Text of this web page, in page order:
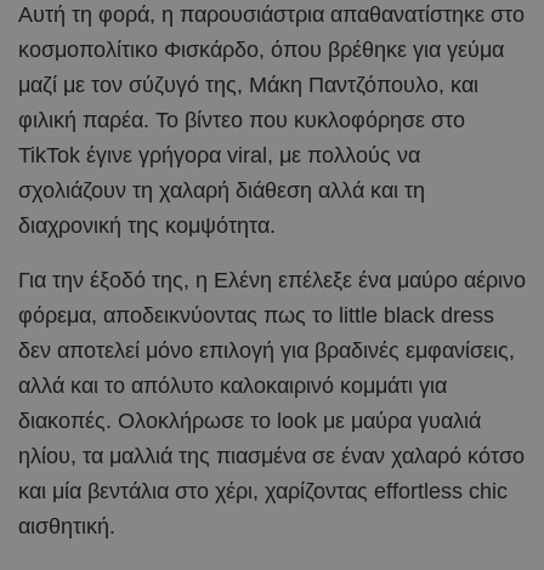
Αυτή τη φορά, η παρουσιάστρια απαθανατίστηκε στο
κοσμοπολίτικο Φισκάρδο, όπου βρέθηκε για γεύμα
μαζί με τον σύζυγό της, Μάκη Παντζόπουλο, και
φιλική παρέα. Το βίντεο που κυκλοφόρησε στο
TikTok έγινε γρήγορα viral, με πολλούς να
σχολιάζουν τη χαλαρή διάθεση αλλά και τη
διαχρονική της κομψότητα.
Για την έξοδό της, η Ελένη επέλεξε ένα μαύρο αέρινο
φόρεμα, αποδεικνύοντας πως το little black dress
δεν αποτελεί μόνο επιλογή για βραδινές εμφανίσεις,
αλλά και το απόλυτο καλοκαιρινό κομμάτι για
διακοπές. Ολοκλήρωσε το look με μαύρα γυαλιά
ηλίου, τα μαλλιά της πιασμένα σε έναν χαλαρό κότσο
και μία βεντάλια στο χέρι, χαρίζοντας effortless chic
αισθητική.